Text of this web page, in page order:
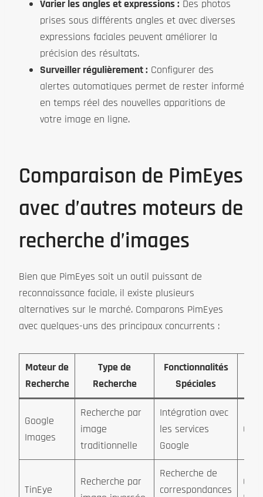
Varier les angles et expressions : Des photos
prises sous différents angles et avec diverses
expressions faciales peuvent améliorer la
précision des résultats.
Surveiller régulièrement : Configurer des
alertes automatiques permet de rester informé
en temps réel des nouvelles apparitions de
votre image en ligne.
Comparaison de PimEyes
avec d’autres moteurs de
recherche d’images
Bien que PimEyes soit un outil puissant de
reconnaissance faciale, il existe plusieurs
alternatives sur le marché. Comparons PimEyes
avec quelques-uns des principaux concurrents :
Moteur de
Recherche
Type de
Recherche
Fonctionnalités
Spéciales
Google
Images
Recherche par
image
traditionnelle
Intégration avec
les services
Google
TinEye
Recherche par
Recherche de
correspondances